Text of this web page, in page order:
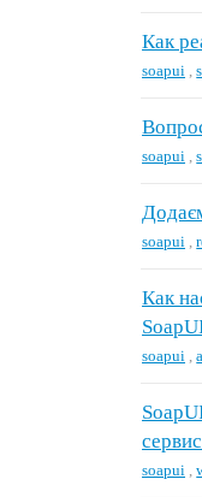
Как
soapui ,
soapui ,
soapui ,
Как
soapui ,
soapui ,